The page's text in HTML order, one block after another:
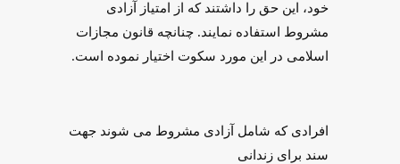
خود، این حق را داشتند که از امتیاز آزادی
مشروط استفاده نمایند. چنانچه قانون مجازات
اسلامی در این مورد سکوت اختیار نموده است.
افرادی که شامل آزادی مشروط می شوند جهت
سند برای زندانی